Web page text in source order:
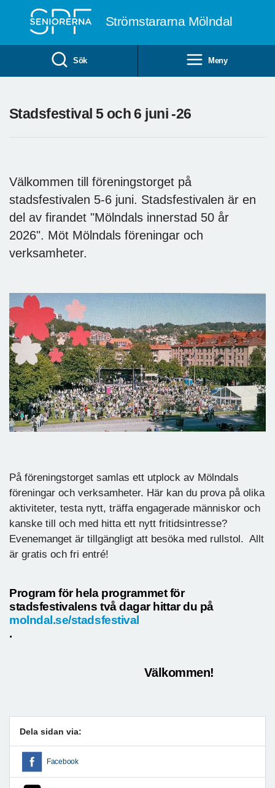
Strömstararna Mölndal
Sök Meny
Stadsfestival 5 och 6 juni -26
Välkommen till föreningstorget på
stadsfestivalen 5-6 juni. Stadsfestivalen är en
del av firandet "Mölndals innerstad 50 år
2026". Möt Mölndals föreningar och
verksamheter.
På föreningstorget samlas ett utplock av Mölndals
föreningar och verksamheter. Här kan du prova på olika
aktiviteter, testa nytt, träffa engagerade människor och
kanske till och med hitta ett nytt fritidsintresse?
Evenemanget är tillgängligt att besöka med rullstol. Allt
är gratis och fri entré!
Program för hela programmet för
stadsfestivalens två dagar hittar du på
molndal.se/stadsfestival
.
Välkommen!
Dela sidan via:
Facebook